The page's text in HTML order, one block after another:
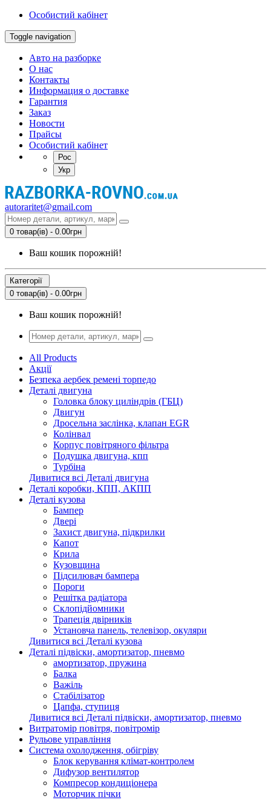
Особистий кабінет
Toggle navigation
Авто на разборке
О нас
Контакты
Информация о доставке
Гарантия
Заказ
Новости
Прайсы
Особистий кабінет
Рос
Укр
autoraritet@gmail.com
0 товар(ів) - 0.00грн
Ваш кошик порожній!
Категорії
0 товар(ів) - 0.00грн
Ваш кошик порожній!
All Products
Акції
Безпека аербек ремені торпедо
Деталі двигуна
Головка блоку циліндрів (ГБЦ)
Двигун
Дросельна заслінка, клапан EGR
Колінвал
Корпус повітряного фільтра
Подушка двигуна, кпп
Турбіна
Дивитися всі Деталі двигуна
Деталі коробки, КПП, АКПП
Деталі кузова
Бампер
Двері
Захист двигуна, підкрилки
Капот
Крила
Кузовщина
Підсилювач бампера
Пороги
Решітка радіатора
Склопідйомники
Трапеція двірників
Установча панель, телевізор, окуляри
Дивитися всі Деталі кузова
Деталі підвіски, амортизатор, пневмо
амортизатор, пружина
Балка
Важіль
Стабілізатор
Цапфа, ступиця
Дивитися всі Деталі підвіски, амортизатор, пневмо
Витратомір повітря, повітромір
Рульове управління
Система охолодження, обігріву
Блок керування клімат-контролем
Дифузор вентилятор
Компресор кондиціонера
Моторчик пічки